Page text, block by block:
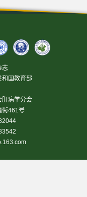
志
和国教育部
肝病学分会
街461号